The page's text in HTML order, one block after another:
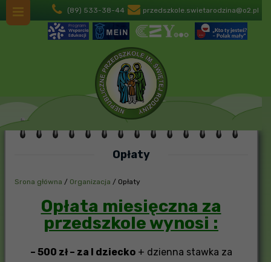
(89) 533-38-44 przedszkole.swietarodzina@o2.pl
Opłaty
Srona główna / Organizacja / Opłaty
Opłata miesięczna za
przedszkole wynosi :
– 500 zł – za I dziecko+ dzienna stawka za